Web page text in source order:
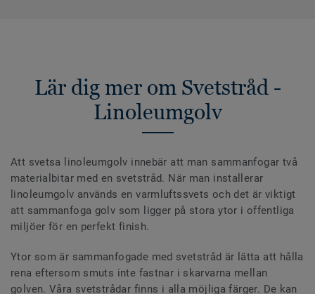
Lär dig mer om Svetstråd -
Linoleumgolv
Att svetsa linoleumgolv innebär att man sammanfogar två
materialbitar med en svetstråd. När man installerar
linoleumgolv används en varmluftssvets och det är viktigt
att sammanfoga golv som ligger på stora ytor i offentliga
miljöer för en perfekt finish.
Ytor som är sammanfogade med svetstråd är lätta att hålla
rena eftersom smuts inte fastnar i skarvarna mellan
golven. Våra svetstrådar finns i alla möjliga färger. De kan